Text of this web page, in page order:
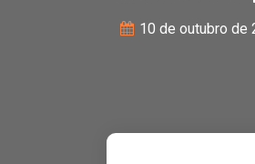
10 de outubro de